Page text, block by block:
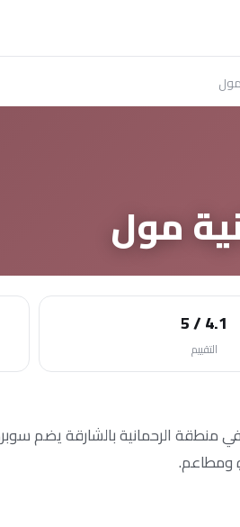
مول
مول
4.1 / 5
التقييم
الرحمانية بالشارقة يضم
ومطاعم.